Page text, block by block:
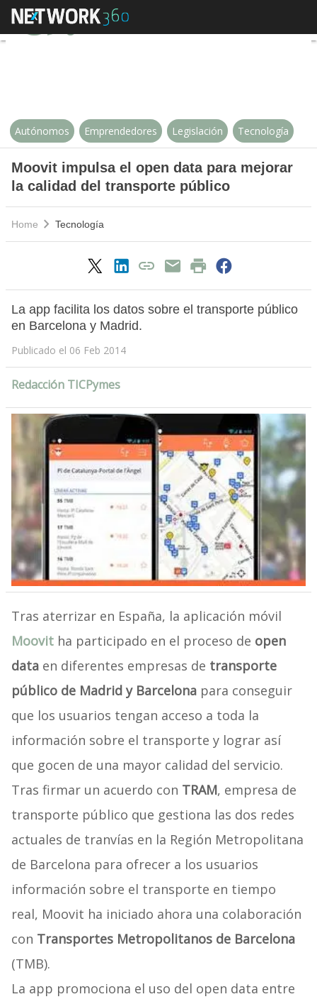
Moovit impulsa el open data
Autónomos Emprendedores Legislación Tecnología
Moovit impulsa el open data para mejorar
la calidad del transporte público
Home Tecnología
La app facilita los datos sobre el transporte público
en Barcelona y Madrid.
Publicado el 06 Feb 2014
Redacción TICPymes
Tras aterrizar en España, la aplicación móvil
Moovitha participado en el proceso de open
dataen diferentes empresas de transporte
público de Madrid y Barcelonapara conseguir
que los usuarios tengan acceso a toda la
información sobre el transporte y lograr así
que gocen de una mayor calidad del servicio.
Tras firmar un acuerdo con TRAM, empresa de
transporte público que gestiona las dos redes
actuales de tranvías en la Región Metropolitana
de Barcelona para ofrecer a los usuarios
información sobre el transporte en tiempo
real, Moovit ha iniciado ahora una colaboración
con Transportes Metropolitanos de Barcelona
(TMB).
La app promociona el uso del open data entre